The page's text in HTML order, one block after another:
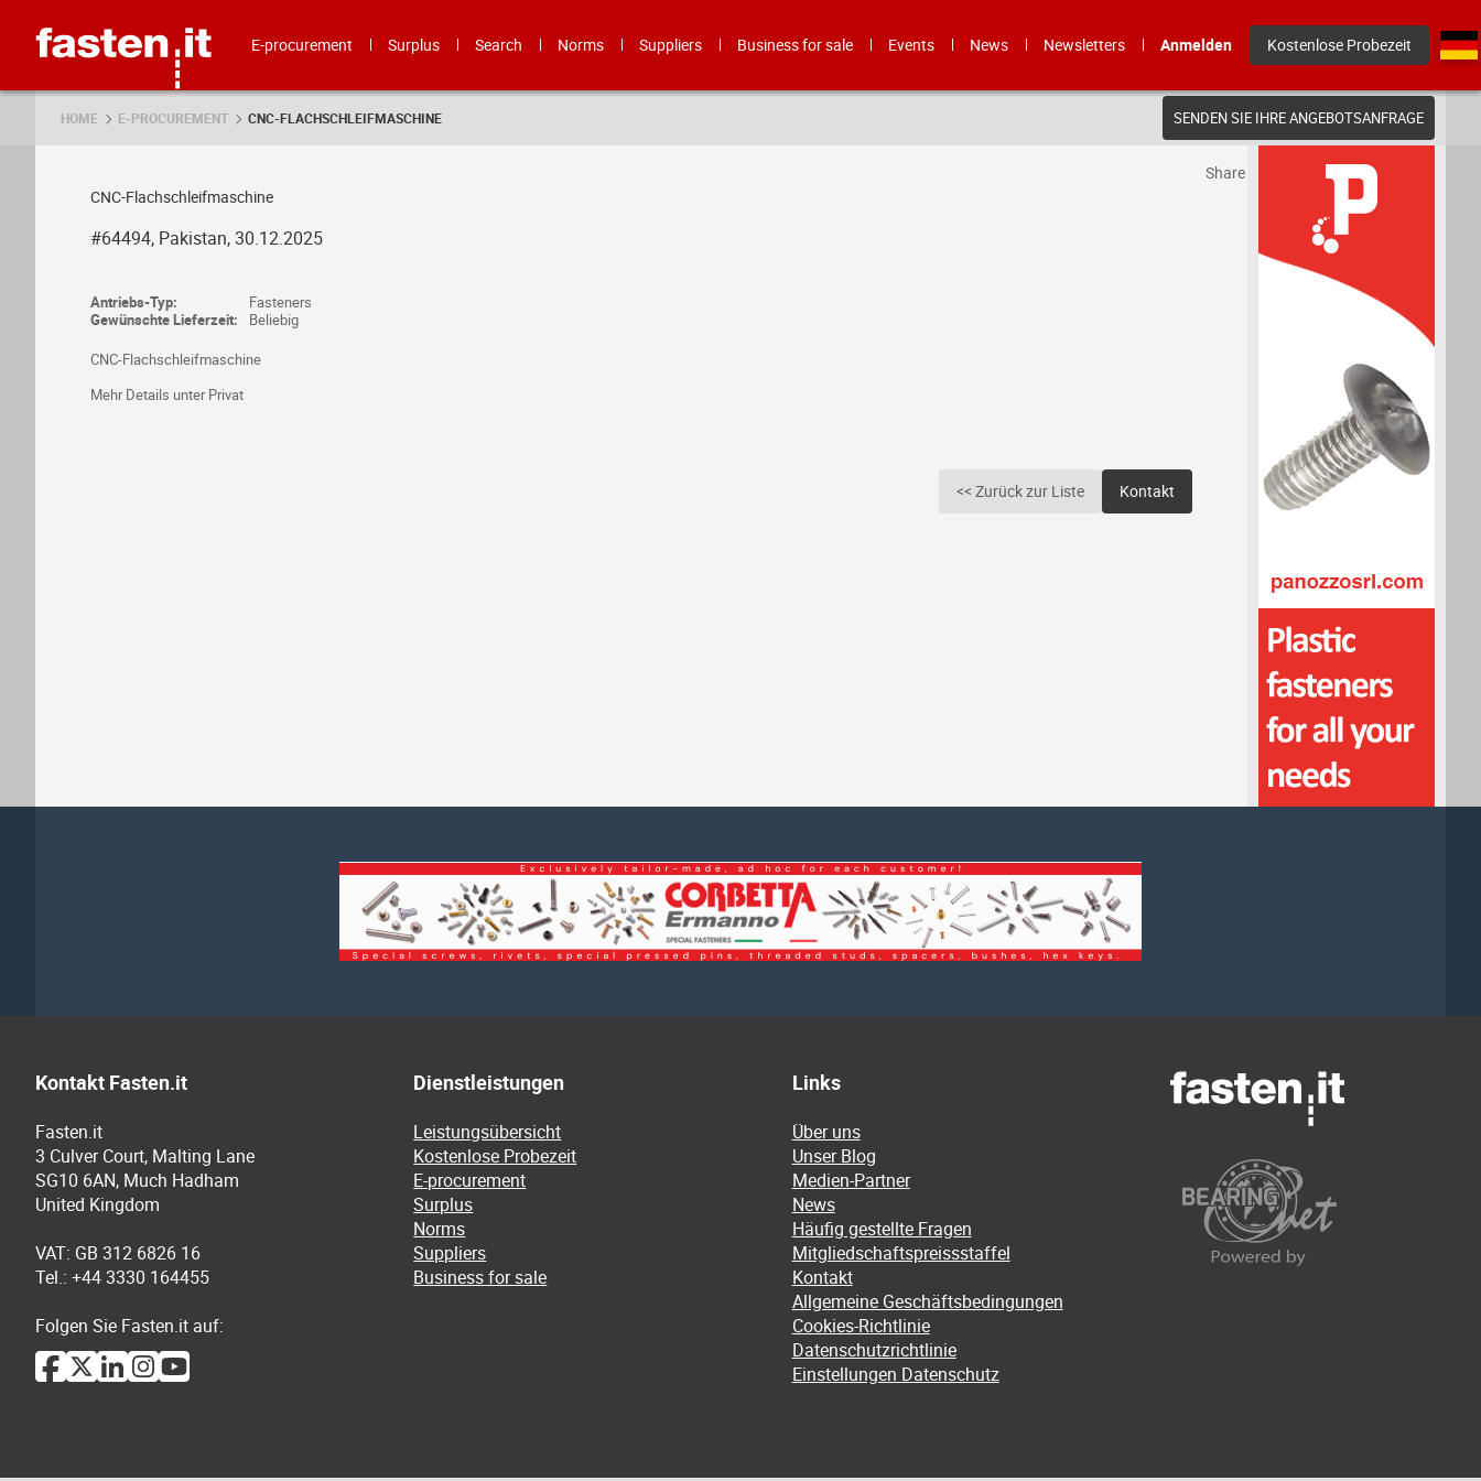
E-procurement Surplus Search Norms Suppliers Business for sale Events News Newsletters Anmelden Kostenlose Probezeit
HOME E-PROCUREMENT CNC-FLACHSCHLEIFMASCHINE SENDEN SIE IHRE ANGEBOTSANFRAGE
CNC-Flachschleifmaschine
#64494, Pakistan, 30.12.2025
Antriebs-Typ:
Fasteners
Gewünschte Lieferzeit:
Beliebig
CNC-Flachschleifmaschine
Mehr Details unter Privat
<< Zurück zur Liste Kontakt
Share
Kontakt Fasten.it
Fasten.it
3 Culver Court, Malting Lane
SG10 6AN, Much Hadham
United Kingdom
VAT: GB 312 6826 16
Tel.: +44 3330 164455
Folgen Sie Fasten.it auf:
Dienstleistungen
Leistungsübersicht
Kostenlose Probezeit
E-procurement
Surplus
Norms
Suppliers
Business for sale
Links
Über uns
Unser Blog
Medien-Partner
News
Häufig gestellte Fragen
Mitgliedschaftspreissstaffel
Kontakt
Allgemeine Geschäftsbedingungen
Cookies-Richtlinie
Datenschutzrichtlinie
Einstellungen Datenschutz